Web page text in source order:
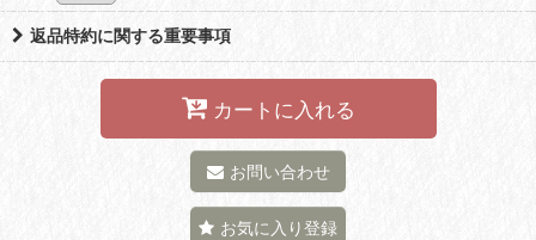
返品特約に関する重要事項
カートに入れる
お問い合わせ
お気に入り登録